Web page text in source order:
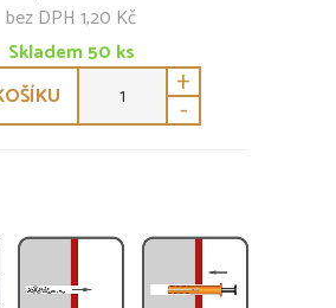
bez DPH 1,20 Kč
Skladem50 ks
+
-